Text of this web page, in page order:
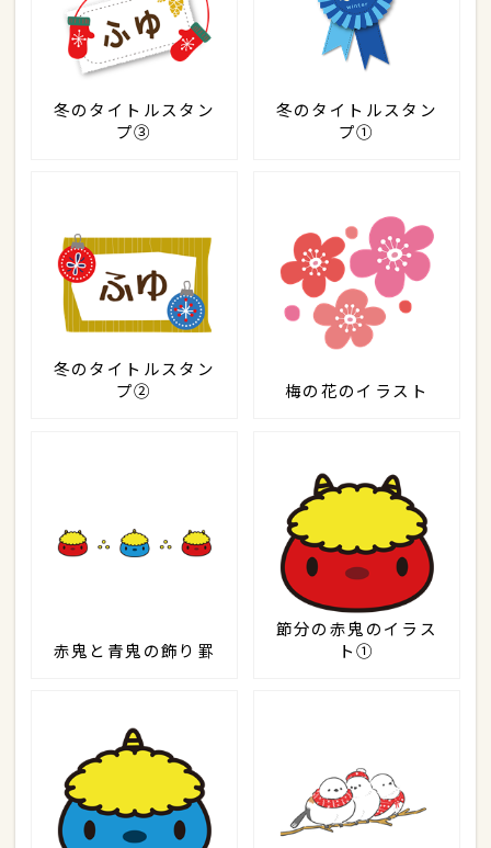
冬のタイトルスタン
プ③
冬のタイトルスタン
プ①
冬のタイトルスタン
プ②
梅の花のイラスト
赤鬼と青鬼の飾り罫
節分の赤鬼のイラス
ト①